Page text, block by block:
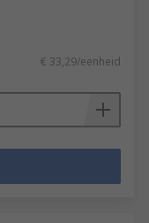
€ 33,29/eenheid